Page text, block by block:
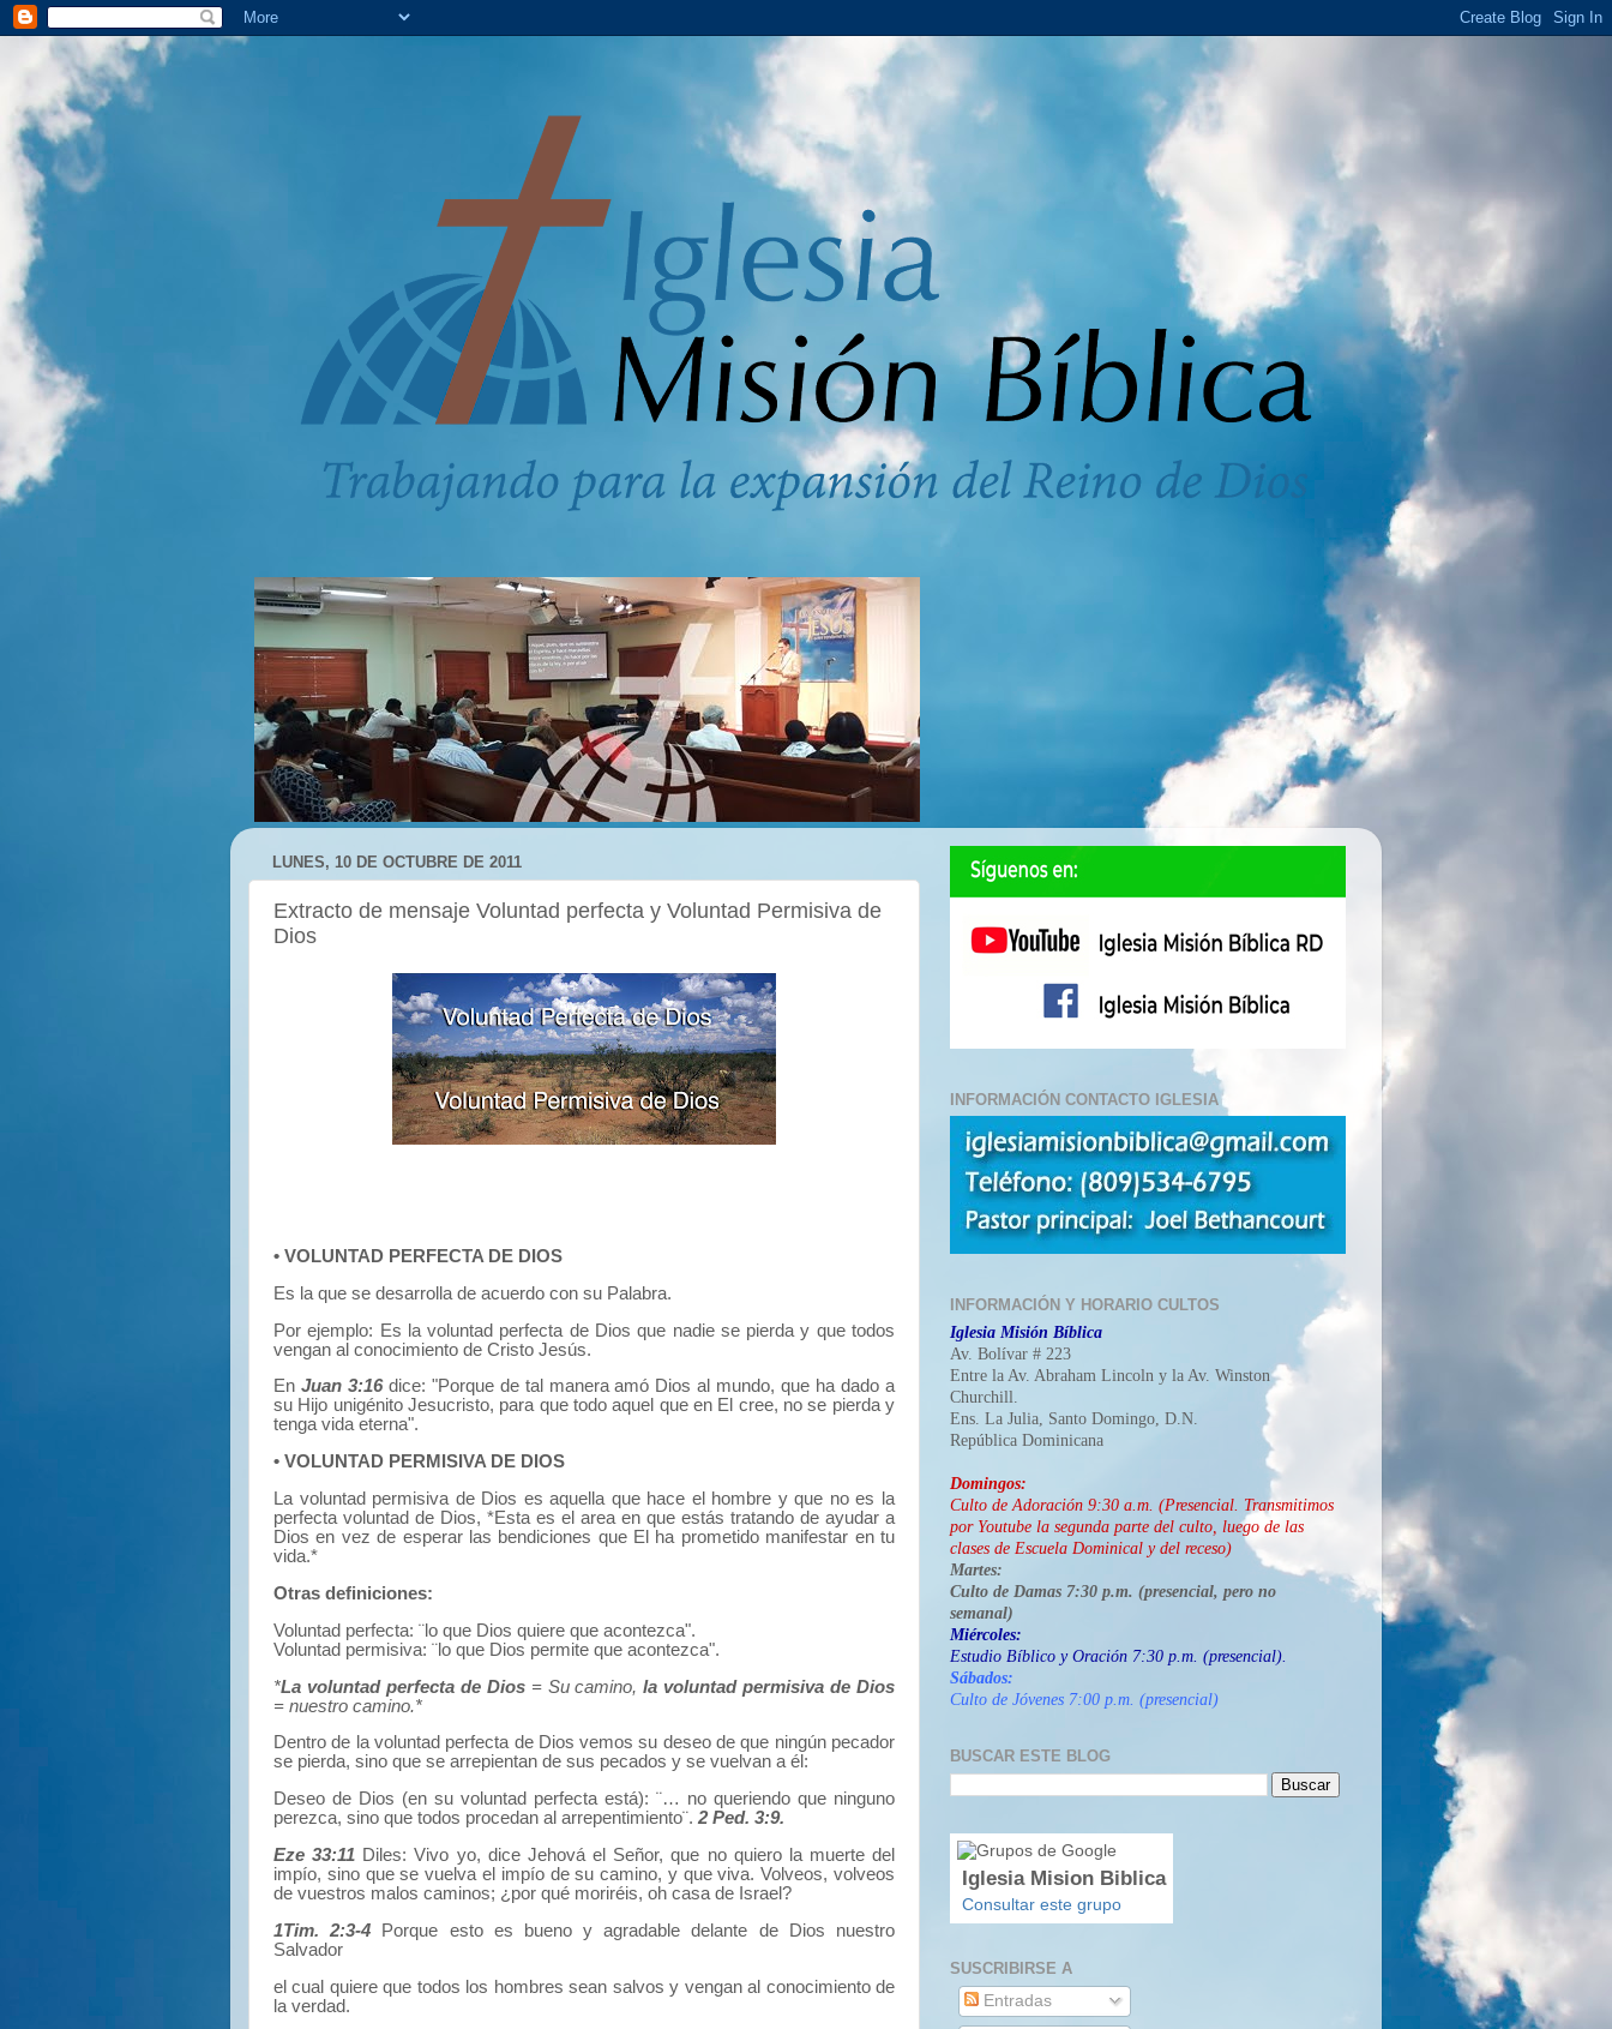
LUNES, 10 DE OCTUBRE DE 2011
Extracto de mensaje Voluntad perfecta y Voluntad Permisiva de
Dios
• VOLUNTAD PERFECTA DE DIOS
Es la que se desarrolla de acuerdo con su Palabra.
Por ejemplo: Es la voluntad perfecta de Dios que nadie se pierda y que todos
vengan al conocimiento de Cristo Jesús.
En Juan 3:16dice: "Porque de tal manera amó Dios al mundo, que ha dado a
su Hijo unigénito Jesucristo, para que todo aquel que en El cree, no se pierda y
tenga vida eterna".
• VOLUNTAD PERMISIVA DE DIOS
La voluntad permisiva de Dios es aquella que hace el hombre y que no es la
perfecta voluntad de Dios, *Esta es el area en que estás tratando de ayudar a
Dios en vez de esperar las bendiciones que El ha prometido manifestar en tu
vida.*
Otras definiciones:
Voluntad perfecta: ¨lo que Dios quiere que acontezca".
Voluntad permisiva: ¨lo que Dios permite que acontezca".
*La voluntad perfecta de Dios= Su camino,la voluntad permisiva de Dios
= nuestro camino.*
Dentro de la voluntad perfecta de Dios vemos su deseo de que ningún pecador
se pierda, sino que se arrepientan de sus pecados y se vuelvan a él:
Deseo de Dios (en su voluntad perfecta está): ¨… no queriendo que ninguno
perezca, sino que todos procedan al arrepentimiento¨.2 Ped. 3:9.
Eze 33:11 Diles: Vivo yo, dice Jehová el Señor, que no quiero la muerte del
impío, sino que se vuelva el impío de su camino, y que viva. Volveos, volveos
de vuestros malos caminos; ¿por qué moriréis, oh casa de Israel?
1Tim. 2:3-4 Porque esto es bueno y agradable delante de Dios nuestro
Salvador
el cual quiere que todos los hombres sean salvos y vengan al conocimiento de
la verdad.
INFORMACIÓN CONTACTO IGLESIA
INFORMACIÓN Y HORARIO CULTOS
Iglesia Misión Bíblica
Av. Bolívar # 223
Entre la Av. Abraham Lincoln y la Av. Winston
Churchill.
Ens. La Julia, Santo Domingo, D.N.
República Dominicana
Domingos:
Culto de Adoración 9:30 a.m. (Presencial. Transmitimos
por Youtube la segunda parte del culto, luego de las
clases de Escuela Dominical y del receso)
Martes:
Culto de Damas 7:30 p.m. (presencial, pero no
semanal)
Miércoles:
Estudio Bíblico y Oración 7:30 p.m. (presencial).
Sábados:
Culto de Jóvenes 7:00 p.m. (presencial)
BUSCAR ESTE BLOG
Iglesia Mision Biblica
Consultar este grupo
SUSCRIBIRSE A
Entradas